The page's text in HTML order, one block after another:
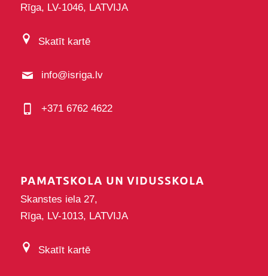
Rīga, LV-1046, LATVIJA
Skatīt kartē
info@isriga.lv
+371 6762 4622
PAMATSKOLA UN VIDUSSKOLA
Skanstes iela 27,
Rīga, LV-1013, LATVIJA
Skatīt kartē